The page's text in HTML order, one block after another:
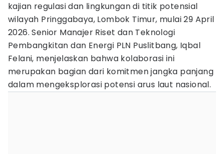
kajian regulasi dan lingkungan di titik potensial
wilayah Pringgabaya, Lombok Timur, mulai 29 April
2026. Senior Manajer Riset dan Teknologi
Pembangkitan dan Energi PLN Puslitbang, Iqbal
Felani, menjelaskan bahwa kolaborasi ini
merupakan bagian dari komitmen jangka panjang
dalam mengeksplorasi potensi arus laut nasional.